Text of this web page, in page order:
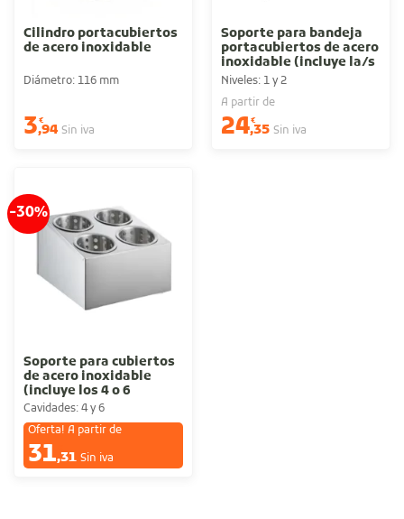
Cilindro portacubiertos
de acero inoxidable
Diámetro: 116 mm
3€
,94 Sin iva
Soporte para bandeja
portacubiertos de acero
inoxidable (incluye la/s
bandeja/s)
Niveles: 1 y 2
A partir de
24€
,35 Sin iva
-30%
Soporte para cubiertos
de acero inoxidable
(incluye los 4 o 6
cilindros)
Cavidades: 4 y 6
Oferta! A partir de
31,31 Sin iva